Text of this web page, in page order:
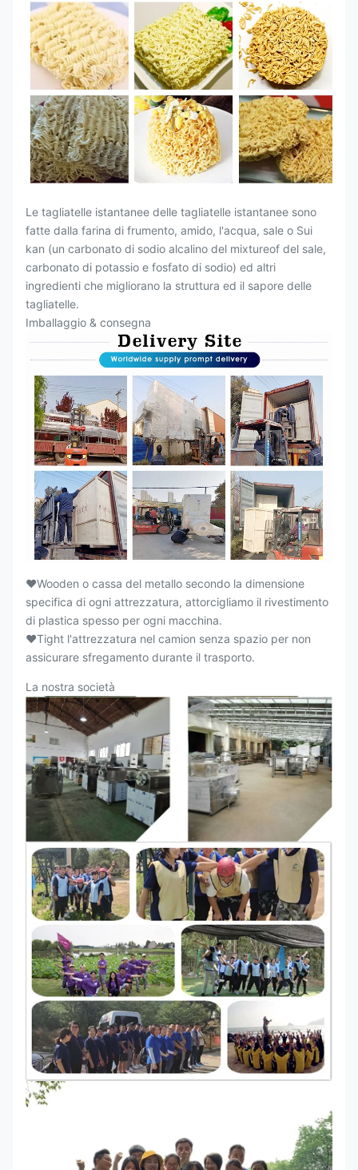
Le tagliatelle istantanee delle tagliatelle istantanee sono
fatte dalla farina di frumento, amido, l'acqua, sale o Sui
kan (un carbonato di sodio alcalino del mixtureof del sale,
carbonato di potassio e fosfato di sodio) ed altri
ingredienti che migliorano la struttura ed il sapore delle
tagliatelle.
Imballaggio & consegna
♥Wooden o cassa del metallo secondo la dimensione
specifica di ogni attrezzatura, attorcigliamo il rivestimento
di plastica spesso per ogni macchina.
♥Tight l'attrezzatura nel camion senza spazio per non
assicurare sfregamento durante il trasporto.
La nostra società